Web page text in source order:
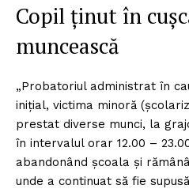
Copil ținut în
muncească
„Probatoriul administrat în
iniţial, victima minoră
prestat diverse munci, la
în intervalul orar 12.00 –
abandonând şcoala şi
unde a continuat să fie